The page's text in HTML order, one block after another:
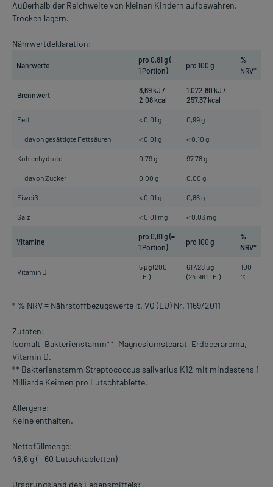
Außerhalb der Reichweite von kleinen Kindern aufbewahren.
Trocken lagern.
Nährwertdeklaration:
Nährwerte
pro 0,81 g (=
1 Portion)
pro 100 g
%
NRV*
Brennwert
8,69 kJ /
2,08 kcal
1.072,80 kJ /
257,37 kcal
Fett < 0,01 g 0,99 g
davon gesättigte Fettsäuren < 0,01 g < 0,10 g
Kohlenhydrate 0,79 g 97,78 g
davon Zucker 0,00 g 0,00 g
Eiweiß < 0,01 g 0,86 g
Salz < 0,01 mg < 0,03 mg
Vitamine
pro 0,81 g (=
1 Portion)
pro 100 g
%
NRV*
Vitamin D
5 µg (200
I.E.)
617,28 µg
(24.961 I.E.)
100
%
* % NRV = Nährstoffbezugswerte lt. VO (EU) Nr. 1169/2011
Zutaten:
Isomalt, Bakterienstamm**, Magnesiumstearat, Erdbeeraroma,
Vitamin D.
** Bakterienstamm Streptococcus salivarius K12 mit mindestens 1
Milliarde Keimen pro Lutschtablette.
Allergene:
Keine enthalten.
Nettofüllmenge:
48,6 g (= 60 Lutschtabletten)
Ursprungsland des Lebensmittels: